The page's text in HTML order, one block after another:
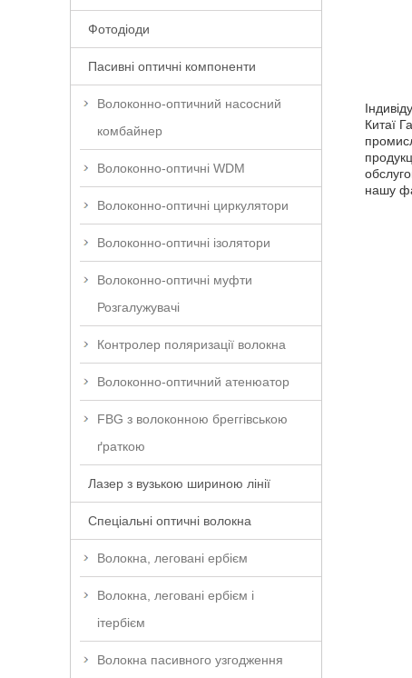
Фотодіоди
Пасивні оптичні компоненти
Волоконно-оптичний насосний
комбайнер
Волоконно-оптичні WDM
Волоконно-оптичні циркулятори
Волоконно-оптичні ізолятори
Волоконно-оптичні муфти
Розгалужувачі
Контролер поляризації волокна
Волоконно-оптичний атенюатор
FBG з волоконною бреггівською
ґраткою
Лазер з вузькою шириною лінії
Спеціальні оптичні волокна
Волокна, леговані ербієм
Волокна, леговані ербієм і
ітербієм
Волокна пасивного узгодження
Китаї
нашу